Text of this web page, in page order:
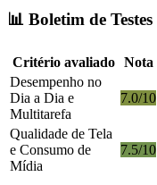
📊 Boletim de Testes
Critério avaliado Nota
Desempenho no
Dia a Dia e
Multitarefa
7.0/10
Qualidade de Tela
e Consumo de
Mídia
7.5/10